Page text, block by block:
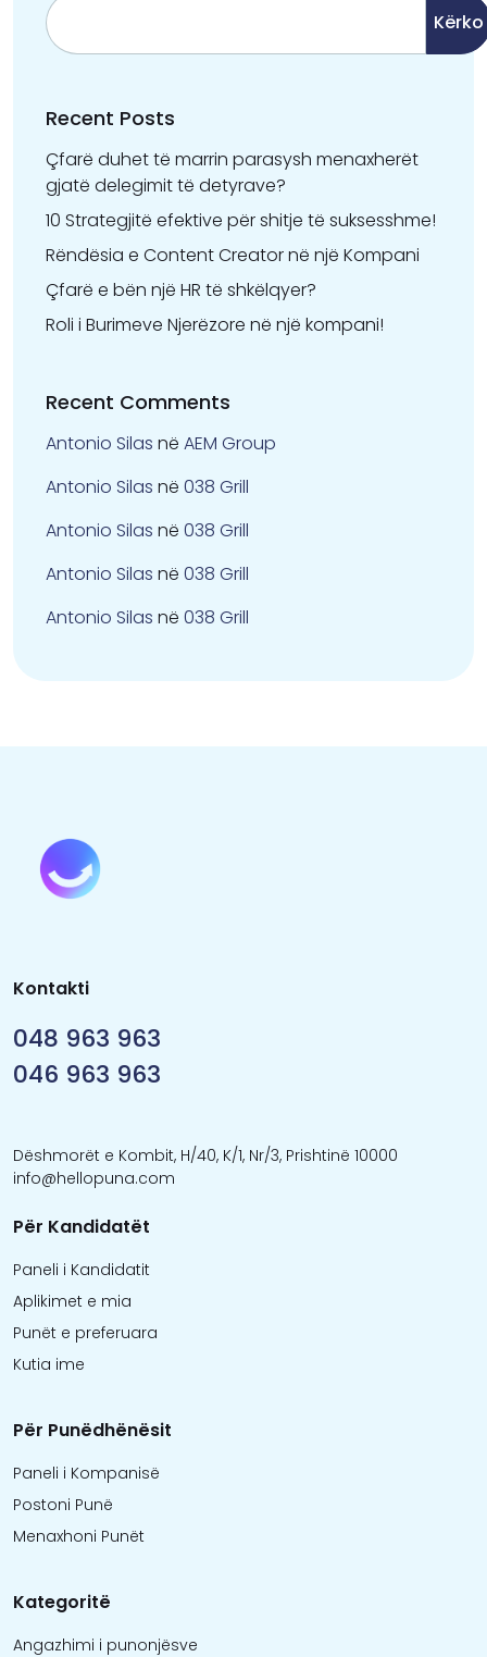
Kërko
Recent Posts
Çfarë duhet të marrin parasysh menaxherët
gjatë delegimit të detyrave?
10 Strategjitë efektive për shitje të suksesshme!
Rëndësia e Content Creator në një Kompani
Çfarë e bën një HR të shkëlqyer?
Roli i Burimeve Njerëzore në një kompani!
Recent Comments
Antonio Silas në AEM Group
Antonio Silas në 038 Grill
Antonio Silas në 038 Grill
Antonio Silas në 038 Grill
Antonio Silas në 038 Grill
Kontakti
048 963 963
046 963 963
Dëshmorët e Kombit, H/40, K/1, Nr/3, Prishtinë 10000
info@hellopuna.com
Për Kandidatët
Paneli i Kandidatit
Aplikimet e mia
Punët e preferuara
Kutia ime
Për Punëdhënësit
Paneli i Kompanisë
Postoni Punë
Menaxhoni Punët
Kategoritë
Angazhimi i punonjësve